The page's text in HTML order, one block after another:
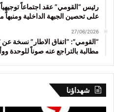
رئيس “القومي” عقد اجتماعاً
على تحصين الجبهة الداخلية ومنبهاً
27/06/2026
مطالبة بالتراجع عنه صوناً للوحدة
شهداؤنا